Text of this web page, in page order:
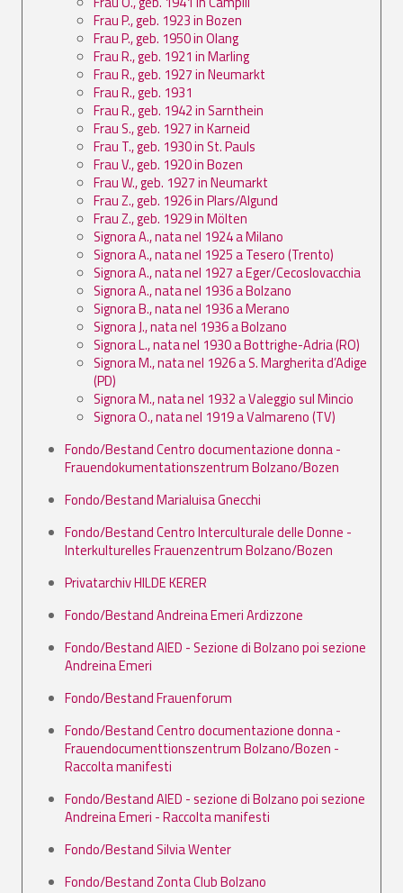
Frau P., geb. 1923 in Bozen
Frau P., geb. 1950 in Olang
Frau R., geb. 1921 in Marling
Frau R., geb. 1927 in Neumarkt
Frau R., geb. 1931
Frau R., geb. 1942 in Sarnthein
Frau S., geb. 1927 in Karneid
Frau T., geb. 1930 in St. Pauls
Frau V., geb. 1920 in Bozen
Frau W., geb. 1927 in Neumarkt
Frau Z., geb. 1926 in Plars/Algund
Frau Z., geb. 1929 in Mölten
Signora A., nata nel 1924 a Milano
Signora A., nata nel 1925 a Tesero (Trento)
Signora A., nata nel 1927 a Eger/Cecoslovacchia
Signora A., nata nel 1936 a Bolzano
Signora B., nata nel 1936 a Merano
Signora J., nata nel 1936 a Bolzano
Signora L., nata nel 1930 a Bottrighe-Adria (RO)
Signora M., nata nel 1926 a S. Margherita d’Adige
(PD)
Signora M., nata nel 1932 a Valeggio sul Mincio
Signora O., nata nel 1919 a Valmareno (TV)
Fondo/Bestand Centro documentazione donna -
Frauendokumentationszentrum Bolzano/Bozen
Fondo/Bestand Marialuisa Gnecchi
Fondo/Bestand Centro Interculturale delle Donne -
Interkulturelles Frauenzentrum Bolzano/Bozen
Privatarchiv HILDE KERER
Fondo/Bestand Andreina Emeri Ardizzone
Fondo/Bestand AIED - Sezione di Bolzano poi sezione
Andreina Emeri
Fondo/Bestand Frauenforum
Fondo/Bestand Centro documentazione donna -
Frauendocumenttionszentrum Bolzano/Bozen -
Raccolta manifesti
Fondo/Bestand AIED - sezione di Bolzano poi sezione
Andreina Emeri - Raccolta manifesti
Fondo/Bestand Silvia Wenter
Fondo/Bestand Zonta Club Bolzano